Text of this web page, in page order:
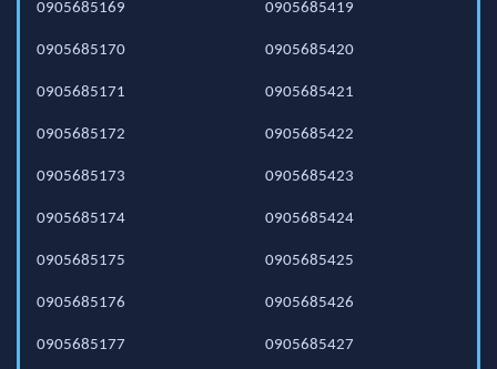
0905685169
0905685170
0905685171
0905685172
0905685173
0905685174
0905685175
0905685176
0905685177
0905685419
0905685420
0905685421
0905685422
0905685423
0905685424
0905685425
0905685426
0905685427